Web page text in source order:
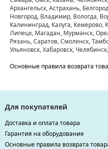
Архангельск, Астрахань,
Новгород, Владимир, Вологда,
Калининград, Калуга, Кемерово,
Липецк, Магадан, Мурманск,
Рязань, Саратов, Смоленск,
Ульяновск, Хабаровск,
Основные правила возврата
Для покупателей
Доставка и оплата товара
Гарантия на оборудование
Основные правила возврата